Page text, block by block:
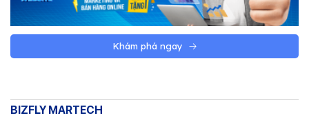
Khám phá ngay
BIZFLY MARTECH